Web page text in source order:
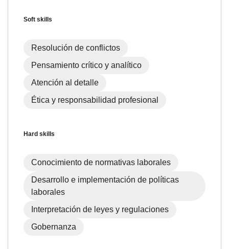
Soft skills
Resolución de conflictos
Pensamiento crítico y analítico
Atención al detalle
Ética y responsabilidad profesional
Hard skills
Conocimiento de normativas laborales
Desarrollo e implementación de políticas
laborales
Interpretación de leyes y regulaciones
Gobernanza